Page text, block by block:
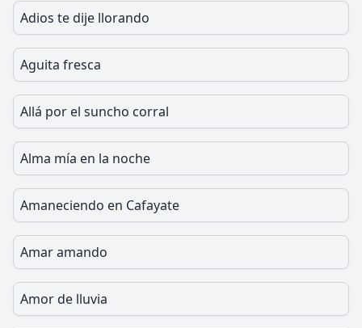
Adios te dije llorando
Aguita fresca
Allá por el suncho corral
Alma mía en la noche
Amaneciendo en Cafayate
Amar amando
Amor de lluvia